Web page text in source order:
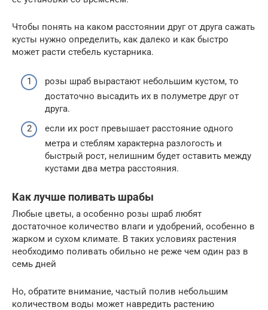
Чтобы понять на каком расстоянии друг от друга сажать
кусты нужно определить, как далеко и как быстро
может расти стебель кустарника.
розы шраб вырастают небольшим кустом, то
достаточно высадить их в полуметре друг от
друга.
если их рост превышает расстояние одного
метра и стеблям характерна разлогость и
быстрый рост, нелишним будет оставить между
кустами два метра расстояния.
Как лучше поливать шрабы
Любые цветы, а особенно розы шраб любят
достаточное количество влаги и удобрений, особенно в
жарком и сухом климате. В таких условиях растения
необходимо поливать обильно не реже чем один раз в
семь дней
Но, обратите внимание, частый полив небольшим
количеством воды может навредить растению